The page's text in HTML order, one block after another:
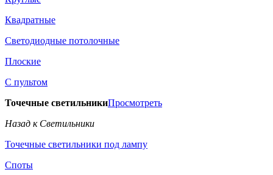
Квадратные
Светодиодные потолочные
Плоские
С пультом
Точечные светильникиПросмотреть
Назад к Светильники
Точечные светильники под лампу
Споты